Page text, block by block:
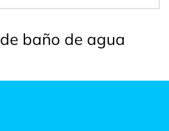
baño de agua